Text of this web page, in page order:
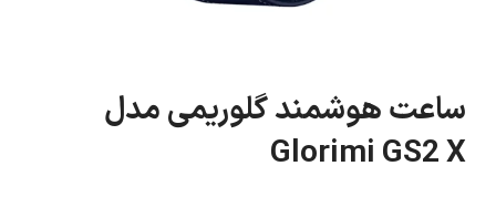
ساعت هوشمند گلوریمی مدل
Glorimi GS2 X